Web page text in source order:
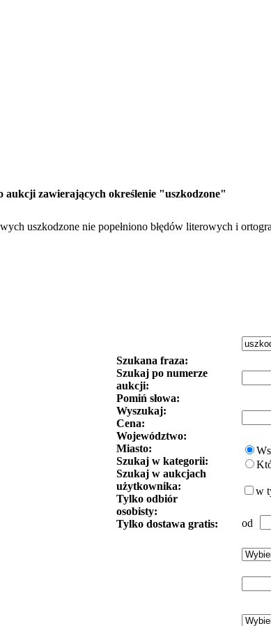
aukcji zawierających określenie "uszkodzone"
uszkodzone nie popełniono błędów literowych i
Szukana fraza:
Szukaj po numerze
aukcji:
Pomiń słowa:
Wyszukaj:
Cena:
Województwo:
Miasto:
Szukaj w kategorii:
Szukaj w aukcjach
użytkownika:
Tylko odbiór
osobisty:
Tylko dostawa gratis:
w
od